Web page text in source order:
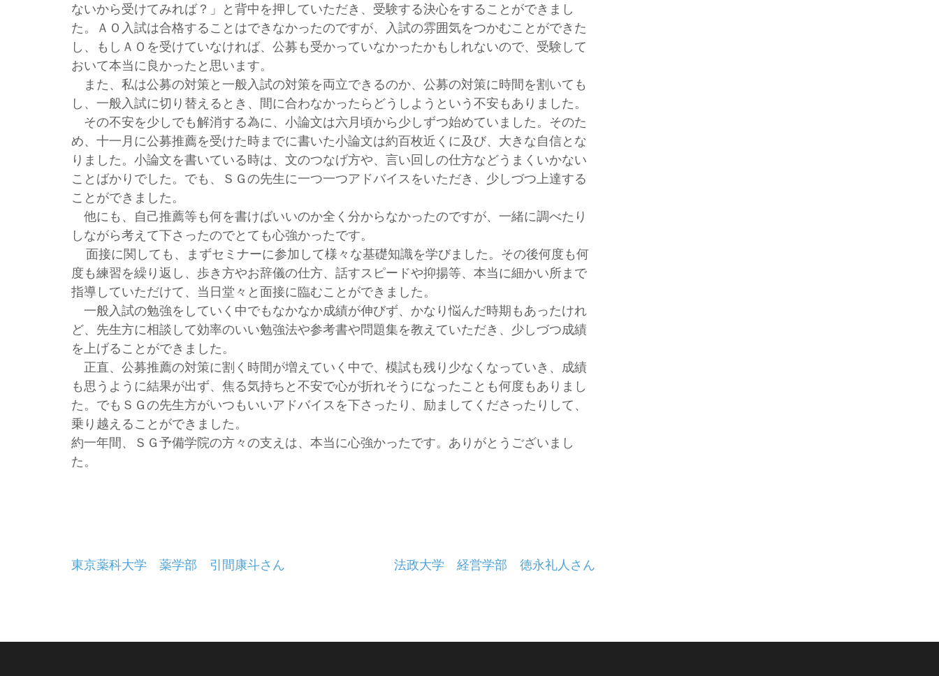
ないから受けてみれば？」と背中を押していただき、受験する決心をすることができまし
た。ＡＯ入試は合格することはできなかったのですが、入試の雰囲気をつかむことができた
し、もしＡＯを受けていなければ、公募も受かっていなかったかもしれないので、受験して
おいて本当に良かったと思います。
また、私は公募の対策と一般入試の対策を両立できるのか、公募の対策に時間を割いても
し、一般入試に切り替えるとき、間に合わなかったらどうしようという不安もありました。
その不安を少しでも解消する為に、小論文は六月頃から少しずつ始めていました。そのた
め、十一月に公募推薦を受けた時までに書いた小論文は約百枚近くに及び、大きな自信とな
りました。小論文を書いている時は、文のつなげ方や、言い回しの仕方などうまくいかない
ことばかりでした。でも、ＳＧの先生に一つ一つアドバイスをいただき、少しづつ上達する
ことができました。
他にも、自己推薦等も何を書けばいいのか全く分からなかったのですが、一緒に調べたり
しながら考えて下さったのでとても心強かったです。
面接に関しても、まずセミナーに参加して様々な基礎知識を学びました。その後何度も何
度も練習を繰り返し、歩き方やお辞儀の仕方、話すスピードや抑揚等、本当に細かい所まで
指導していただけて、当日堂々と面接に臨むことができました。
一般入試の勉強をしていく中でもなかなか成績が伸びず、かなり悩んだ時期もあったけれ
ど、先生方に相談して効率のいい勉強法や参考書や問題集を教えていただき、少しづつ成績
を上げることができました。
正直、公募推薦の対策に割く時間が増えていく中で、模試も残り少なくなっていき、成績
も思うように結果が出ず、焦る気持ちと不安で心が折れそうになったことも何度もありまし
た。でもＳＧの先生方がいつもいいアドバイスを下さったり、励ましてくださったりして、
乗り越えることができました。
約一年間、ＳＧ予備学院の方々の支えは、本当に心強かったです。ありがとうございまし
た。
投
東京薬科大学 薬学部 引間康斗さん 法政大学 経営学部 徳永礼人さん